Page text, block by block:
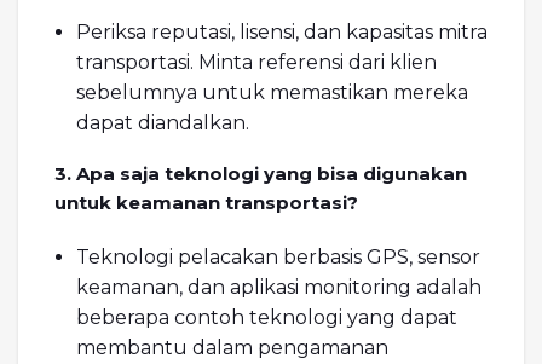
Periksa reputasi, lisensi, dan kapasitas mitra
transportasi. Minta referensi dari klien
sebelumnya untuk memastikan mereka
dapat diandalkan.
3. Apa saja teknologi yang bisa digunakan
untuk keamanan transportasi?
Teknologi pelacakan berbasis GPS, sensor
keamanan, dan aplikasi monitoring adalah
beberapa contoh teknologi yang dapat
membantu dalam pengamanan